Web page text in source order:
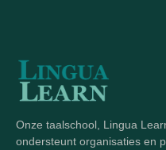
Onze taalschool, Lingua
ondersteunt organisaties en